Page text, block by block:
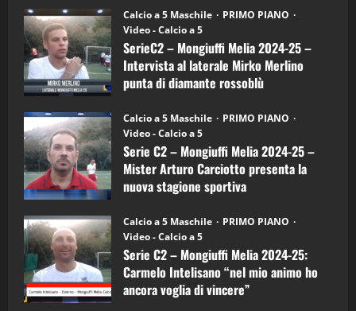
6)
–
Intervista
a
mister
Arturo
Carciotto
(Mongiuffi
Calcio a 5 Maschile
PRIMO PIANO
Video - Calcio a 5
SerieC2 – Mongiuffi Melia 2024-25 –
Intervista al laterale Mirko Merlino
punta di diamante rossoblù
Calcio a 5 Maschile
PRIMO PIANO
Video - Calcio a 5
Serie C2 – Mongiuffi Melia 2024-25 –
Mister Arturo Carciotto presenta la
nuova stagione sportiva
Calcio a 5 Maschile
PRIMO PIANO
Video - Calcio a 5
Serie C2 – Mongiuffi Melia 2024-25:
Carmelo Intelisano “nel mio animo ho
ancora voglia di vincere”
4
“SportEmpire” in Podcast: 27^ Puntata
(Martedi 14 Aprile 2026)
15/04/2026
5
“SportEmpire” in Podcast: 26^ Puntata
(Martedi 07 Aprile 2026)
08/04/2026
1
“SportEmpire” in Podcast: 30^ Puntata
(Martedi 05 Maggio 2026)
08/05/2026